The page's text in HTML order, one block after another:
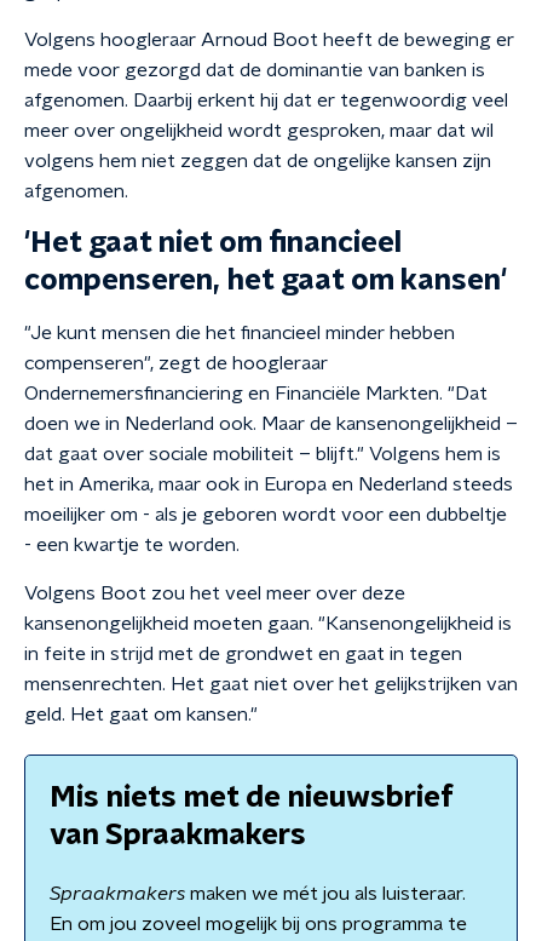
Volgens hoogleraar Arnoud Boot heeft de beweging er
mede voor gezorgd dat de dominantie van banken is
afgenomen. Daarbij erkent hij dat er tegenwoordig veel
meer over ongelijkheid wordt gesproken, maar dat wil
volgens hem niet zeggen dat de ongelijke kansen zijn
afgenomen.
'Het gaat niet om financieel
compenseren, het gaat om kansen'
"Je kunt mensen die het financieel minder hebben
compenseren", zegt de hoogleraar
Ondernemersfinanciering en Financiële Markten. "Dat
doen we in Nederland ook. Maar de kansenongelijkheid –
dat gaat over sociale mobiliteit – blijft." Volgens hem is
het in Amerika, maar ook in Europa en Nederland steeds
moeilijker om - als je geboren wordt voor een dubbeltje
- een kwartje te worden.
Volgens Boot zou het veel meer over deze
kansenongelijkheid moeten gaan. "Kansenongelijkheid is
in feite in strijd met de grondwet en gaat in tegen
mensenrechten. Het gaat niet over het gelijkstrijken van
geld. Het gaat om kansen."
Mis niets met de nieuwsbrief
van Spraakmakers
Spraakmakers maken we mét jou als luisteraar.
En om jou zoveel mogelijk bij ons programma te